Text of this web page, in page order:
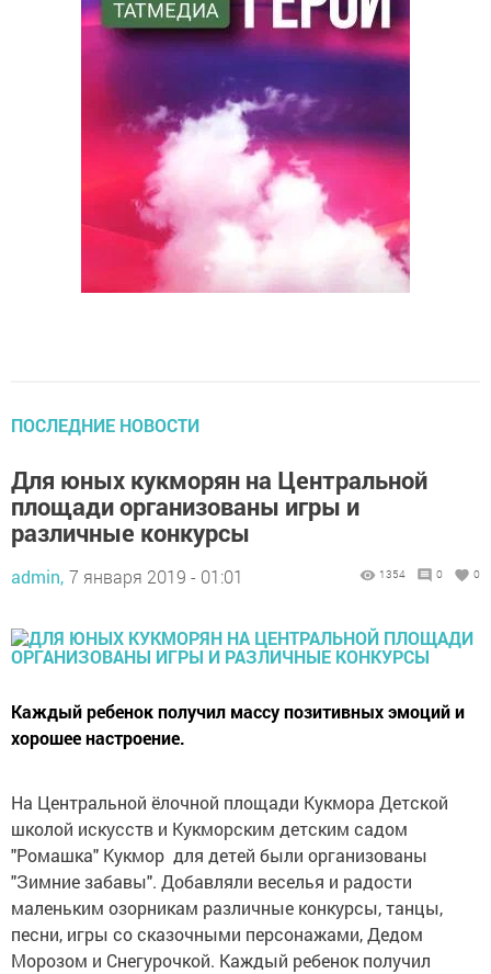
ПОСЛЕДНИЕ НОВОСТИ
Для юных кукморян на Центральной
площади организованы игры и
различные конкурсы
admin, 7 января 2019 - 01:01 1354 0 0
Каждый ребенок получил массу позитивных эмоций и
хорошее настроение.
На Центральной ёлочной площади Кукмора Детской
школой искусств и Кукморским детским садом
"Ромашка" Кукмор для детей были организованы
"Зимние забавы". Добавляли веселья и радости
маленьким озорникам различные конкурсы, танцы,
песни, игры со сказочными персонажами, Дедом
Морозом и Снегурочкой. Каждый ребенок получил